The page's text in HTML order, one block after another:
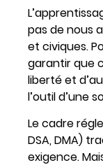
pas de nous
et civiques.
garantir que
liberté et
l’outil d’une
Le cadre
DSA, DMA)
exigence.